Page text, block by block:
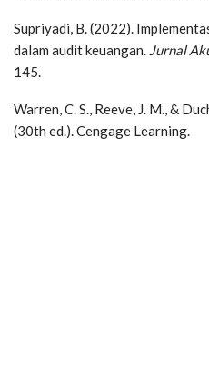
Supriyadi, B. (2022).
dalam audit keuangan. Jurnal
145.
Warren, C. S., Reeve, J. M., &
(30th ed.). Cengage Learning.